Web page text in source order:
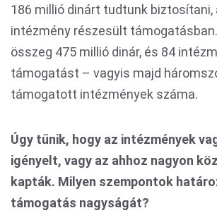
186 millió dinárt tudtunk biztosítani,
intézmény részesült
összeg 475 millió dinár, és 84
támogatást – vagyis majd
támogatott intézmények száma.
Úgy tűnik, hogy az intézmények
igényelt, vagy az ahhoz nagyon
kapták. Milyen szempontok
támogatás nagyságát?